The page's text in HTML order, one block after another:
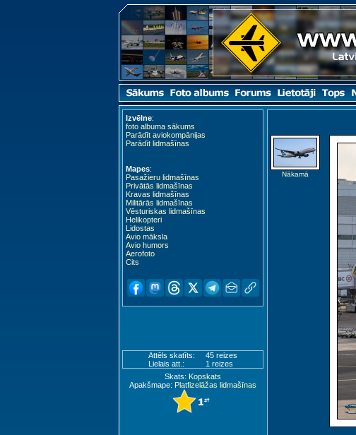
Izvēlne:
foto albuma sākums
Parādīt aviokompānijas
Parādīt lidmašīnas
Mapes:
Pasažieru lidmašīnas
Privātās lidmašīnas
Kravas lidmašīnas
Militārās lidmašīnas
Vēsturiskas lidmašīnas
Helikopteri
Lidostas
Avio māksla
Avio humors
Aerofoto
Cits
Attēls skatīts:
45 reizes
Lielais att.:
1 reizes
Skats: Kopskats
Apakšmape: Platfizelāžas lidmašīnas
Nākamā